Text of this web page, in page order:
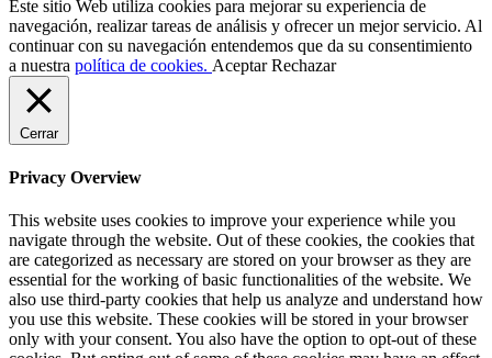
Este sitio Web utiliza cookies para mejorar su experiencia de
navegación, realizar tareas de análisis y ofrecer un mejor servicio. Al
continuar con su navegación entendemos que da su consentimiento
a nuestra política de cookies. Aceptar Rechazar
Cerrar
Privacy Overview
This website uses cookies to improve your experience while you
navigate through the website. Out of these cookies, the cookies that
are categorized as necessary are stored on your browser as they are
essential for the working of basic functionalities of the website. We
also use third-party cookies that help us analyze and understand how
you use this website. These cookies will be stored in your browser
only with your consent. You also have the option to opt-out of these